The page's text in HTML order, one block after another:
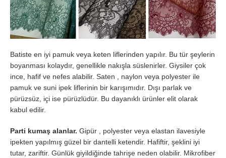
Batiste en iyi pamuk veya keten liflerinden yapılır. Bu tür şeylerin
boyanması kolaydır, genellikle nakışla süslenirler. Giysiler çok
ince, hafif ve nefes alabilir. Saten , naylon veya polyester ile
pamuk ve suni ipek liflerinin bir karışımıdır. Dışı parlak ve
pürüzsüz, içi ise pürüzlüdür. Bu dayanıklı ürünler elit olarak
kabul edilir.
Parti kumaş alanlar. Gipür , polyester veya elastan ilavesiyle
ipekten yapılmış güzel bir dantelli ketendir. Hafiftir, şeklini iyi
tutar, zariftir. Günlük giyildiğinde tahrişe neden olabilir. Mikrofiber